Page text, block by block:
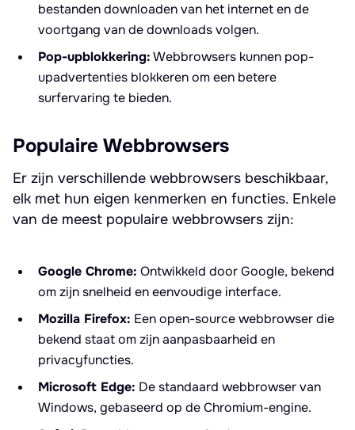
bestanden downloaden van het internet en de
voortgang van de downloads volgen.
Pop-upblokkering:Webbrowsers kunnen pop-
upadvertenties blokkeren om een betere
surfervaring te bieden.
Populaire Webbrowsers
Er zijn verschillende webbrowsers beschikbaar,
elk met hun eigen kenmerken en functies. Enkele
van de meest populaire webbrowsers zijn:
Google Chrome: Ontwikkeld door Google, bekend
om zijn snelheid en eenvoudige interface.
Mozilla Firefox: Een open-source webbrowser die
bekend staat om zijn aanpasbaarheid en
privacyfuncties.
Microsoft Edge: De standaard webbrowser van
Windows, gebaseerd op de Chromium-engine.